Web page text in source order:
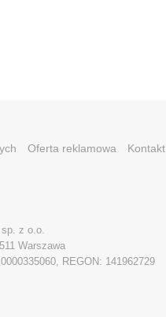
Oferta reklamowa Kontakt
z o.o.
Warszawa
REGON: 141962729